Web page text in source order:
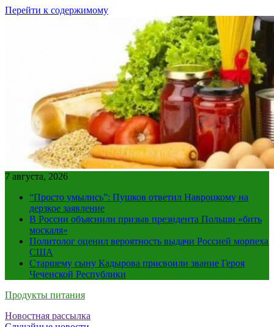
Перейти к содержимому
7 августа, 2026
“Просто умылись”: Пушков ответил Навроцкому на
дерзкое заявление
В России объяснили призыв президента Польши «бить
москаля»
Политолог оценил вероятность выдачи Россией морпеха
США
Старшему сыну Кадырова присвоили звание Героя
Чеченской Республики
Продукты питания
Новостная рассылка